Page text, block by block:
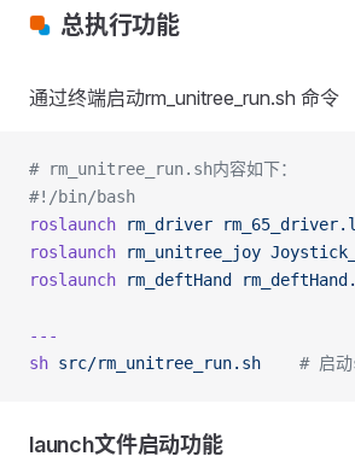
总执行功能
通过终端启动rm_unitree_run.sh 命令
# rm_unitree_run.sh内容如下：
#!/bin/bash
roslaunch rm_driver
roslaunch rm_unitree_joy
roslaunch rm_deftHand
---
sh src/rm_unitree_run.sh
# 启
launch文件启动功能